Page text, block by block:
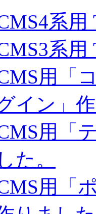
系
系
用「
イン」
用「
た。
用「